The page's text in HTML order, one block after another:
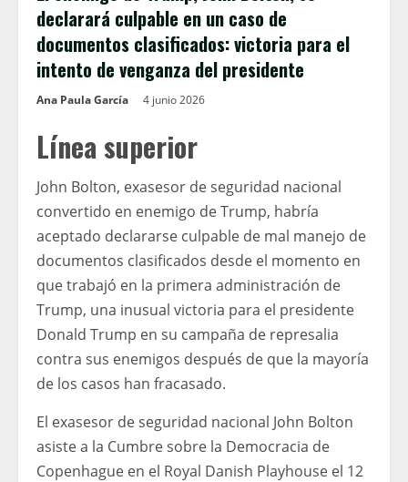
declarará culpable en un caso de
documentos clasificados: victoria para el
intento de venganza del presidente
Ana Paula García 4 junio 2026
Línea superior
John Bolton, exasesor de seguridad nacional
convertido en enemigo de Trump, habría
aceptado declararse culpable de mal manejo de
documentos clasificados desde el momento en
que trabajó en la primera administración de
Trump, una inusual victoria para el presidente
Donald Trump en su campaña de represalia
contra sus enemigos después de que la mayoría
de los casos han fracasado.
El exasesor de seguridad nacional John Bolton
asiste a la Cumbre sobre la Democracia de
Copenhague en el Royal Danish Playhouse el 12